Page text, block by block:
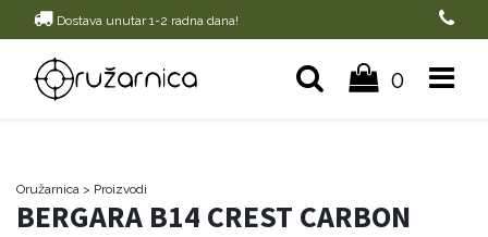
Dostava unutar 1-2 radna dana!
0
Oružarnica > Proizvodi
BERGARA B14 CREST CARBON